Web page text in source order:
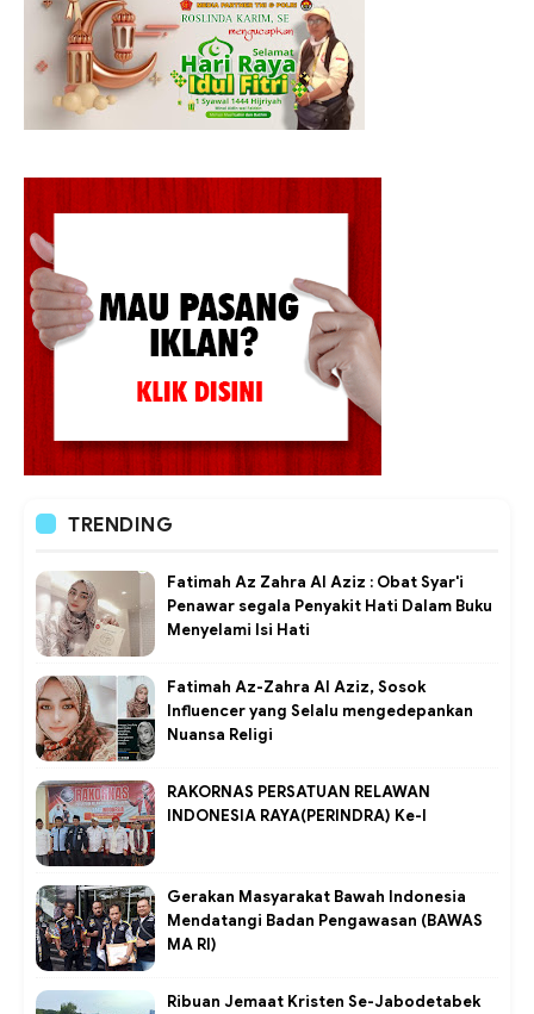
TRENDING
Fatimah Az Zahra Al Aziz : Obat Syar'i
Penawar segala Penyakit Hati Dalam Buku
Menyelami Isi Hati
Fatimah Az-Zahra Al Aziz, Sosok
Influencer yang Selalu mengedepankan
Nuansa Religi
RAKORNAS PERSATUAN RELAWAN
INDONESIA RAYA(PERINDRA) Ke-I
Gerakan Masyarakat Bawah Indonesia
Mendatangi Badan Pengawasan (BAWAS
MA RI)
Ribuan Jemaat Kristen Se-Jabodetabek